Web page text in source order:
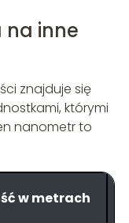
na inne
znajduje się
którymi
nanometr to
w metrach